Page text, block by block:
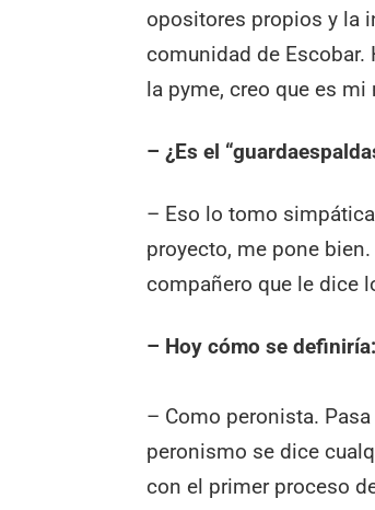
opositores propios y la
comunidad de
la pyme, creo que es mi
– ¿Es el
– Eso lo tomo
proyecto, me pone
compañero que le dice
– Hoy cómo se
– Como peronista.
peronismo se dice
con el primer proceso